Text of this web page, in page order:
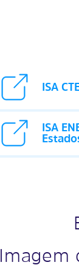
ISA
ISA
Imagem